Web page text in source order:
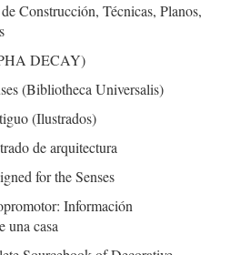
Construcción, Técnicas, Planos,
DECAY)
(Bibliotheca Universalis)
(Ilustrados)
de arquitectura
for the Senses
Información
una casa